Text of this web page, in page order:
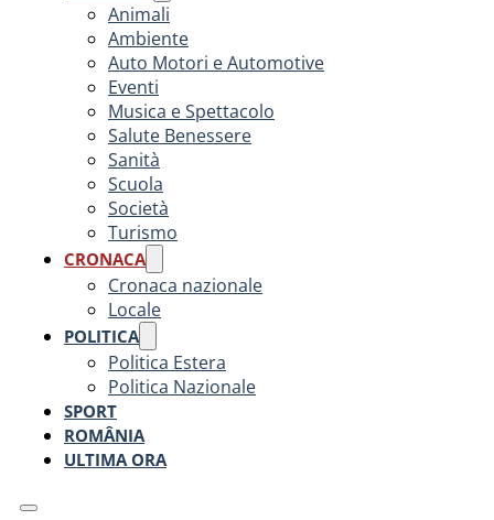
Animali
Ambiente
Auto Motori e Automotive
Eventi
Musica e Spettacolo
Salute Benessere
Sanità
Scuola
Società
Turismo
CRONACA
Cronaca nazionale
Locale
POLITICA
Politica Estera
Politica Nazionale
SPORT
ROMÂNIA
ULTIMA ORA